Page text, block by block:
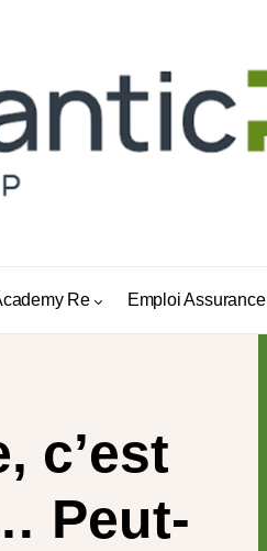
Re Emploi Assurance
c’est
Peut-